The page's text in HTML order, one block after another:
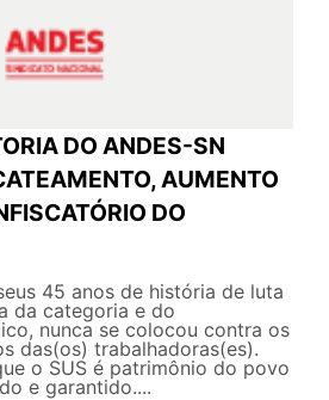
DO ANDES-SN
AUMENTO
DO
45 anos de história de luta
da categoria e do
nunca se colocou contra os
das(os) trabalhadoras(es).
o SUS é patrimônio do povo
e garantido....